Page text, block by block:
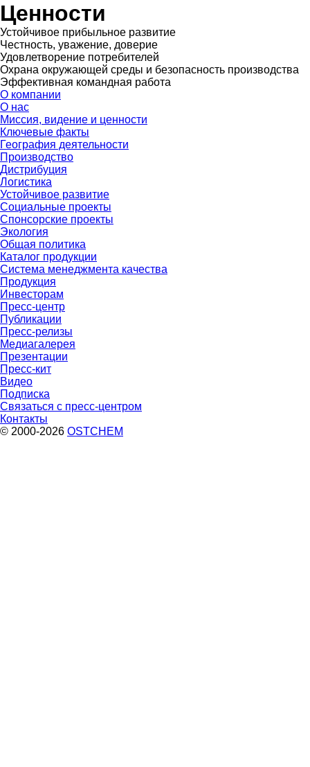
Ценности
Устойчивое прибыльное развитие
Честность, уважение, доверие
Удовлетворение потребителей
Охрана окружающей среды и безопасность производства
Эффективная командная работа
О компании
О нас
Миссия, видение и ценности
Ключевые факты
География деятельности
Производство
Дистрибуция
Логистика
Устойчивое развитие
Социальные проекты
Спонсорские проекты
Экология
Общая политика
Каталог продукции
Система менеджмента качества
Продукция
Инвесторам
Пресс-центр
Публикации
Пресс-релизы
Медиагалерея
Презентации
Пресс-кит
Видео
Подписка
Связаться с пресс-центром
Контакты
© 2000-2026 OSTCHEM